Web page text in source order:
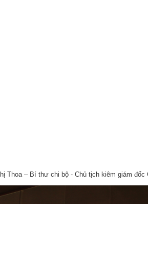
Thoa – Bí thư chi bộ - Chủ tịch kiêm giám